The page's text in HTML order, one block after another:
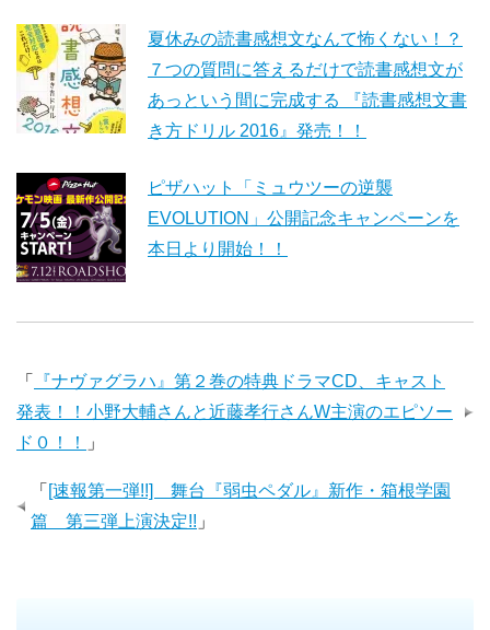
夏休みの読書感想文なんて怖くない！？
７つの質問に答えるだけで読書感想文が
あっという間に完成する 『読書感想文書
き方ドリル 2016』発売！！
ピザハット「ミュウツーの逆襲
EVOLUTION」公開記念キャンペーンを
本日より開始！！
「
『ナヴァグラハ』第２巻の特典ドラマCD、キャスト
発表！！小野大輔さんと近藤孝行さんW主演のエピソー
ド０！！
」
「 [速報第一弾!!] 舞台『弱虫ペダル』新作・箱根学園
篇 第三弾上演決定!! 」